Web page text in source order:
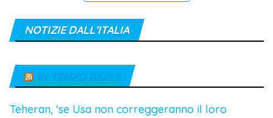
NOTIZIE DALL’ITALIA
IN TEMPO REALE
Teheran, 'se Usa non correggeranno il loro